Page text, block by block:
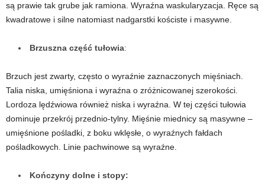
są prawie tak grube jak ramiona. Wyraźna waskularyzacja. Ręce są
kwadratowe i silne natomiast nadgarstki kościste i masywne.
Brzuszna część tułowia:
Brzuch jest zwarty, często o wyraźnie zaznaczonych mięśniach.
Talia niska, umięśniona i wyraźna o zróżnicowanej szerokości.
Lordoza lędźwiowa również niska i wyraźna. W tej części tułowia
dominuje przekrój przednio-tylny. Mięśnie miednicy są masywne –
umięśnione pośladki, z boku wklęsłe, o wyraźnych fałdach
pośladkowych. Linie pachwinowe są wyraźne.
Kończyny dolne i stopy: